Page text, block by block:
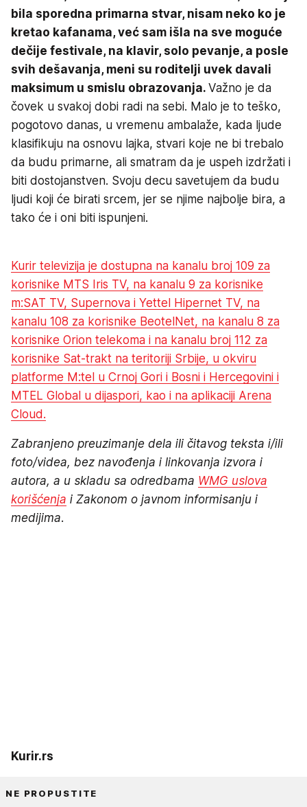
bila sporedna primarna stvar, nisam neko ko je
kretao kafanama, već sam išla na sve moguće
dečije festivale, na klavir, solo pevanje, a posle
svih dešavanja, meni su roditelji uvek davali
maksimum u smislu obrazovanja. Važno je da
čovek u svakoj dobi radi na sebi. Malo je to teško,
pogotovo danas, u vremenu ambalaže, kada ljude
klasifikuju na osnovu lajka, stvari koje ne bi trebalo
da budu primarne, ali smatram da je uspeh izdržati i
biti dostojanstven. Svoju decu savetujem da budu
ljudi koji će birati srcem, jer se njime najbolje bira, a
tako će i oni biti ispunjeni.
Kurir televizija je dostupna na kanalu broj 109 za
korisnike MTS Iris TV, na kanalu 9 za korisnike
m:SAT TV, Supernova i Yettel Hipernet TV, na
kanalu 108 za korisnike BeotelNet, na kanalu 8 za
korisnike Orion telekoma i na kanalu broj 112 za
korisnike Sat-trakt na teritoriji Srbije, u okviru
platforme M:tel u Crnoj Gori i Bosni i Hercegovini i
MTEL Global u dijaspori, kao i na aplikaciji Arena
Cloud.
Zabranjeno preuzimanje dela ili čitavog teksta i/ili
foto/videa, bez navođenja i linkovanja izvora i
autora, a u skladu sa odredbama WMG uslova
korišćenja i Zakonom o javnom informisanju i
medijima.
Kurir.rs
NE PROPUSTITE